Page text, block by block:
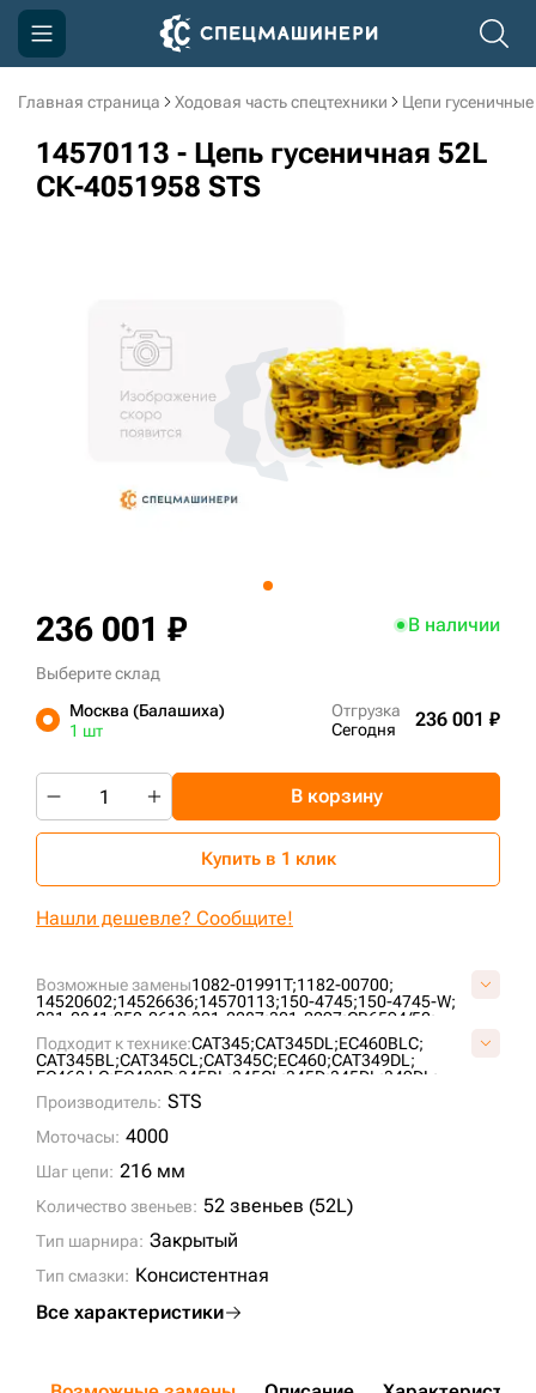
Главная страница Ходовая часть спецтехники Цепи гусеничные
14570113 - Цепь гусеничная 52L
СК-4051958 STS
Возможные замены1082-01991T;1182-00700;
14520602;14526636;14570113;150-4745;150-4745-W;
231-0841;252-0618;301-2287;301-2297;CR6594/52;
EZ1356D1M00052;
SI647/52; SI873/52;VCR6594/52V;
VE0135D652;VOE14520602;VOE14526636;
VOE14570113;
Подходит к технике:CAT345;CAT345DL;EC460BLC;
CAT345BL;CAT345CL;CAT345C;EC460;CAT349DL;
EC460 LC;EC480D;345BL;345CL;345D;345DL;349DL;
349EL;
Производитель: STS
Моточасы: 4000
Шаг цепи: 216 мм
Количество звеньев: 52 звеньев (52L)
Тип шарнира: Закрытый
Тип смазки: Консистентная
Все характеристики
236 001 ₽ В наличии
Выберите склад
Москва (Балашиха)
1 шт
Отгрузка
Сегодня
236 001 ₽
В корзину
Купить в 1 клик
Нашли дешевле? Сообщите!
Компания
Акции
3D тур по производству
3D тур по складам
sksale@skdst.ru